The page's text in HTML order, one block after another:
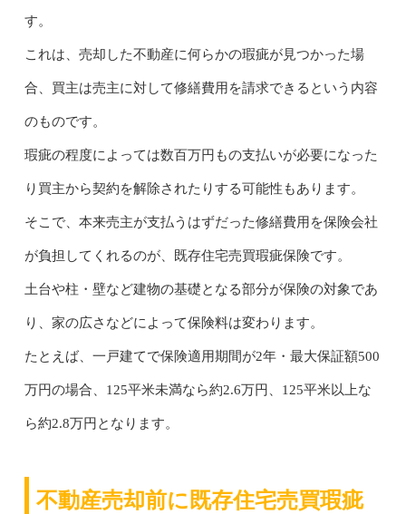
す。
これは、売却した不動産に何らかの瑕疵が見つかった場
合、買主は売主に対して修繕費用を請求できるという内容
のものです。
瑕疵の程度によっては数百万円もの支払いが必要になった
り買主から契約を解除されたりする可能性もあります。
そこで、本来売主が支払うはずだった修繕費用を保険会社
が負担してくれるのが、既存住宅売買瑕疵保険です。
土台や柱・壁など建物の基礎となる部分が保険の対象であ
り、家の広さなどによって保険料は変わります。
たとえば、一戸建てで保険適用期間が2年・最大保証額500
万円の場合、125平米未満なら約2.6万円、125平米以上な
ら約2.8万円となります。
不動産売却前に既存住宅売買瑕疵